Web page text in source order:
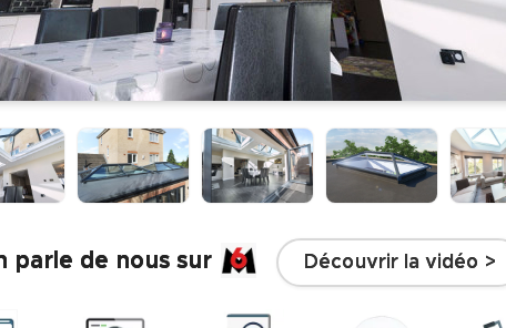
parle de nous sur Découvrir la vidéo >